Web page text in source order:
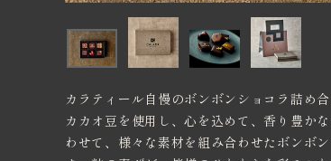
カラティール自慢のボンボンショコラ詰め
カカオ豆を使用し、心を込めて、香り豊か
わせて、様々な素材を組み合わせたボンボ